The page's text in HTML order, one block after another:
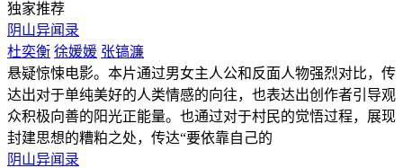
独家推荐
阴山异闻录
杜奕衡 徐媛媛 张镐濂
悬疑惊悚电影。本片通过男女主人公和反面人物强烈对比，传
达出对于单纯美好的人类情感的向往，也表达出创作者引导观
众积极向善的阳光正能量。也通过对于村民的觉悟过程，展现
封建思想的糟粕之处，传达“要依靠自己的
阴山异闻录